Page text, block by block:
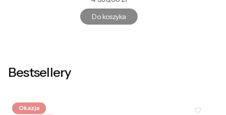
Do koszyka
Bestsellery
Okazja